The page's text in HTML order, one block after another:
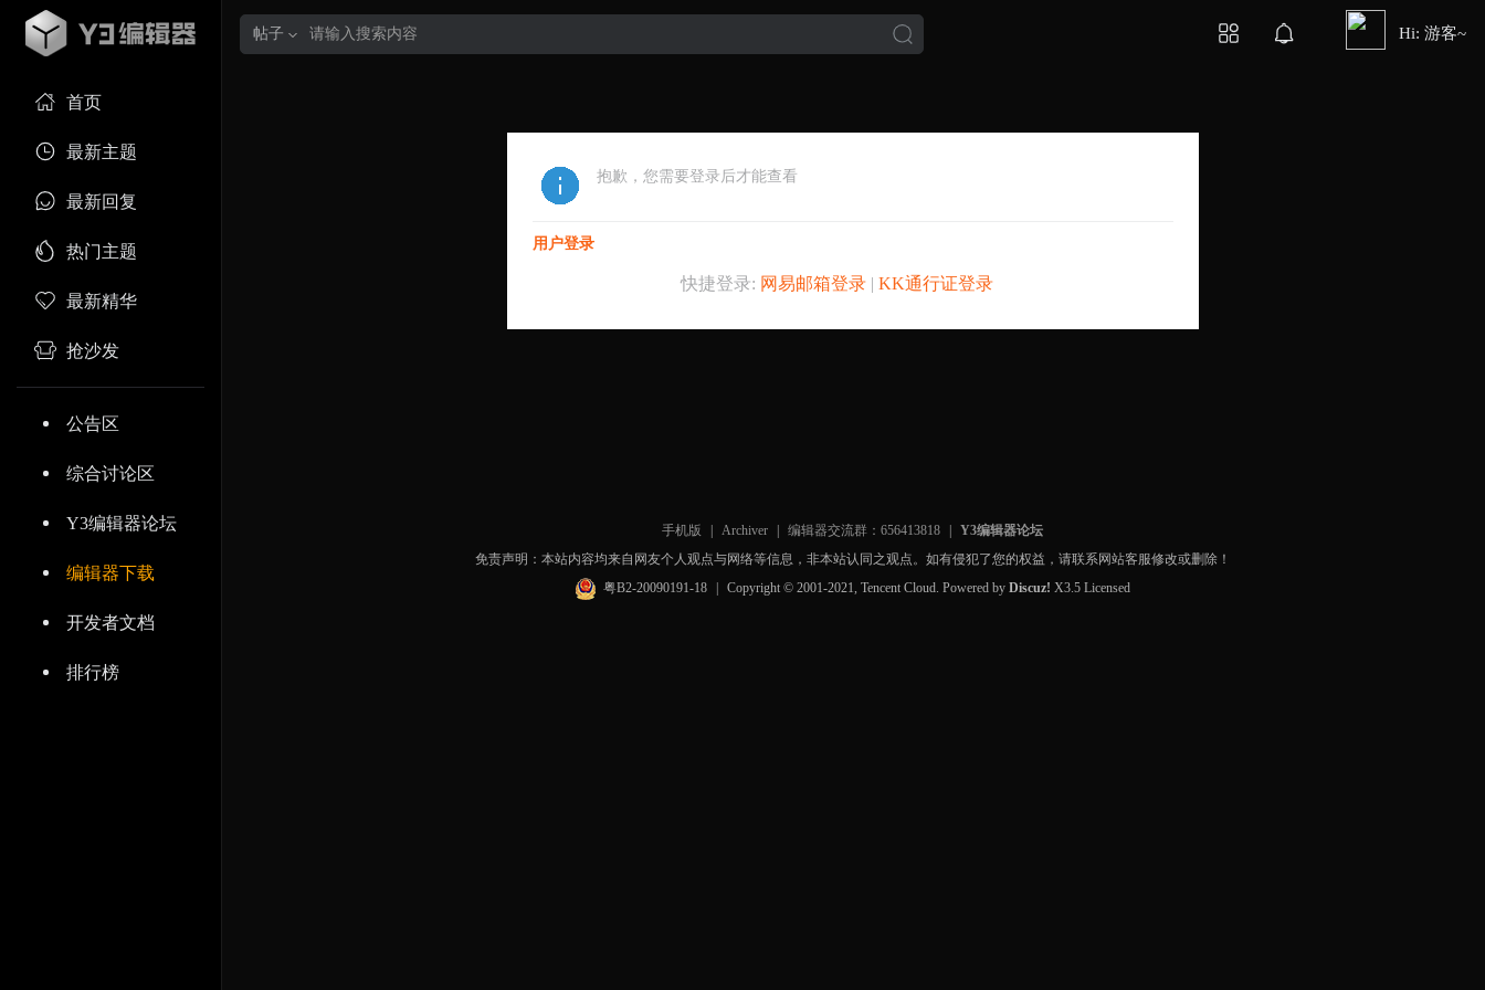
首页
最新主题
最新回复
热门主题
最新精华
抢沙发
公告区
综合讨论区
Y3编辑器论坛
编辑器下载
开发者文档
排行榜
帖子 Hi: 游客~
抱歉，您需要登录后才能查看
用户登录
快捷登录: 网易邮箱登录| KK通行证登录
手机版 Archiver 编辑器交流群：656413818
Y3编辑器论坛
免责声明：本站内容均来自网友个人观点与网络等信息，非本站认同之观点。如有侵犯了您的权益，请联系网站客服修改或删除！
粤B2-20090191-18
Copyright © 2001-2021, Tencent Cloud. Powered byDiscuz! X3.5 Licensed